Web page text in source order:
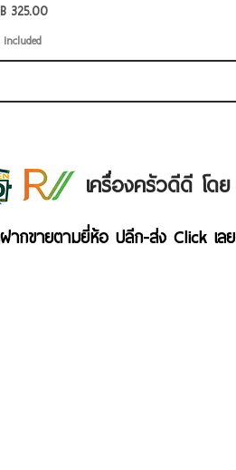
325.00
เครื่องครัวดีดี โดย
ากขายตามยี่ห้อ ปลีก-ส่ง Click เลย